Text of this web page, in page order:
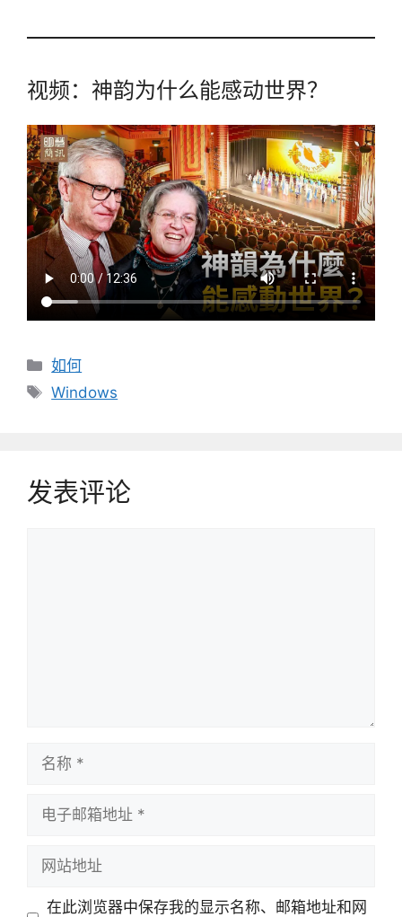
视频：神韵为什么能感动世界？
分
类
如何
标
Windows
发表评论
在此浏览器中保存我的显示名称、邮箱地址和网